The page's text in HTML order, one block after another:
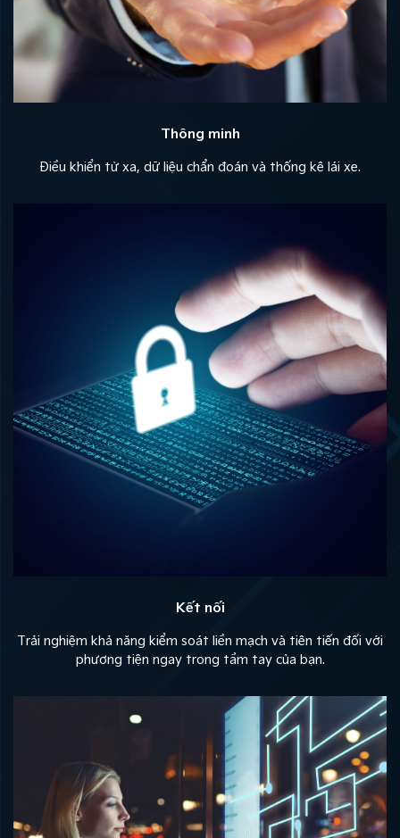
Thông minh
Điều khiển từ xa, dữ liệu chẩn đoán và thống kê lái xe.
Kết nối
Trải nghiệm khả năng kiểm soát liền mạch và tiên tiến đối với
phương tiện ngay trong tầm tay của bạn.